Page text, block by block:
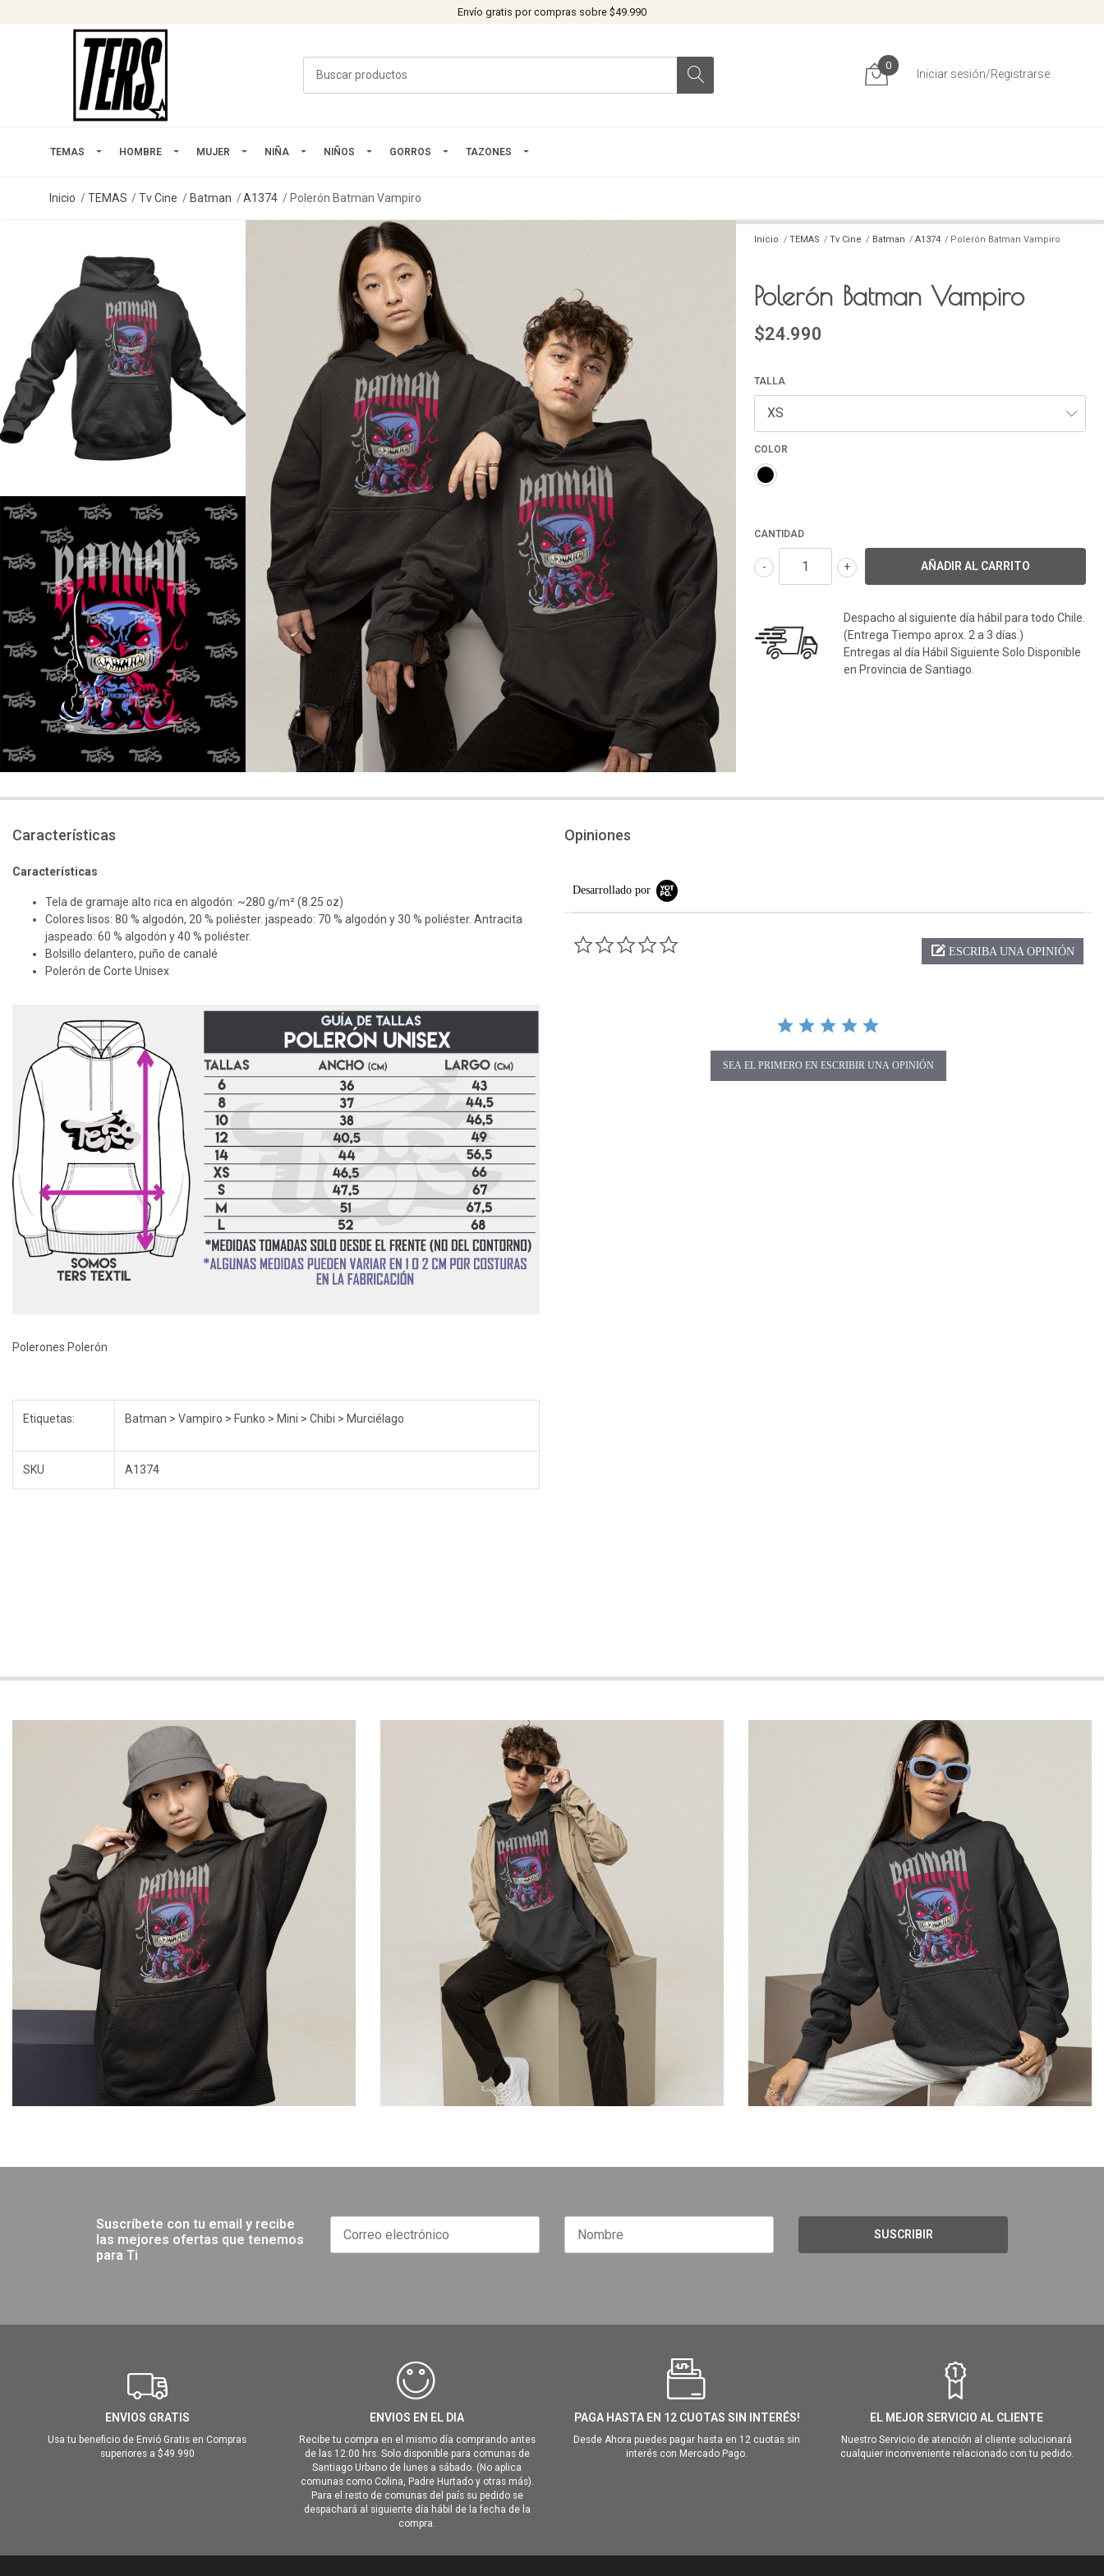
Envío gratis por compras sobre $49.990
0
Iniciar sesión/Registrarse
TEMAS HOMBRE MUJER NIÑA NIÑOS GORROS TAZONES
Inicio TEMAS Tv Cine Batman A1374 Polerón Batman Vampiro
Inicio TEMAS Tv Cine Batman A1374 Polerón Batman Vampiro
Polerón Batman Vampiro
$24.990
TALLA
COLOR
CANTIDAD
+
-
Despacho al siguiente día hábil para todo Chile.
(Entrega Tiempo aprox. 2 a 3 días.)
Entregas al día Hábil Siguiente Solo Disponible
en Provincia de Santiago.
Características
Características
Tela de gramaje alto rica en algodón: ~280 g/m² (8.25 oz)
Colores lisos: 80 % algodón, 20 % poliéster. jaspeado: 70 % algodón y 30 % poliéster. Antracita
jaspeado: 60 % algodón y 40 % poliéster.
Bolsillo delantero, puño de canalé
Polerón de Corte Unisex
Polerones Polerón
Etiquetas: Batman > Vampiro > Funko > Mini > Chibi > Murciélago
SKU A1374
Opiniones
Desarrollado por
ESCRIBA UNA OPINIÓN
SEA EL PRIMERO EN ESCRIBIR UNA OPINIÓN
Suscríbete con tu email y recibe
las mejores ofertas que tenemos
para Ti
SUSCRIBIR
ENVIOS GRATIS
Usa tu beneficio de Envió Gratis en Compras
superiores a $49.990
ENVIOS EN EL DIA
Recibe tu compra en el mismo día comprando antes
de las 12:00 hrs. Solo disponible para comunas de
Santiago Urbano de lunes a sábado. (No aplica
comunas como Colina, Padre Hurtado y otras más).
Para el resto de comunas del país su pedido se
despachará al siguiente día hábil de la fecha de la
compra.
PAGA HASTA EN 12 CUOTAS SIN INTERÉS!
Desde Ahora puedes pagar hasta en 12 cuotas sin
interés con Mercado Pago.
EL MEJOR SERVICIO AL CLIENTE
Nuestro Servicio de atención al cliente solucionará
cualquier inconveniente relacionado con tu pedido.